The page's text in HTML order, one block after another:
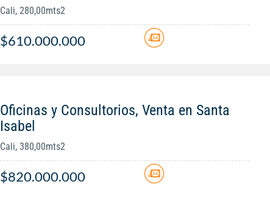
Cali, 280,00mts2
$610.000.000
Oficinas y Consultorios, Venta en Santa
Isabel
Cali, 380,00mts2
$820.000.000